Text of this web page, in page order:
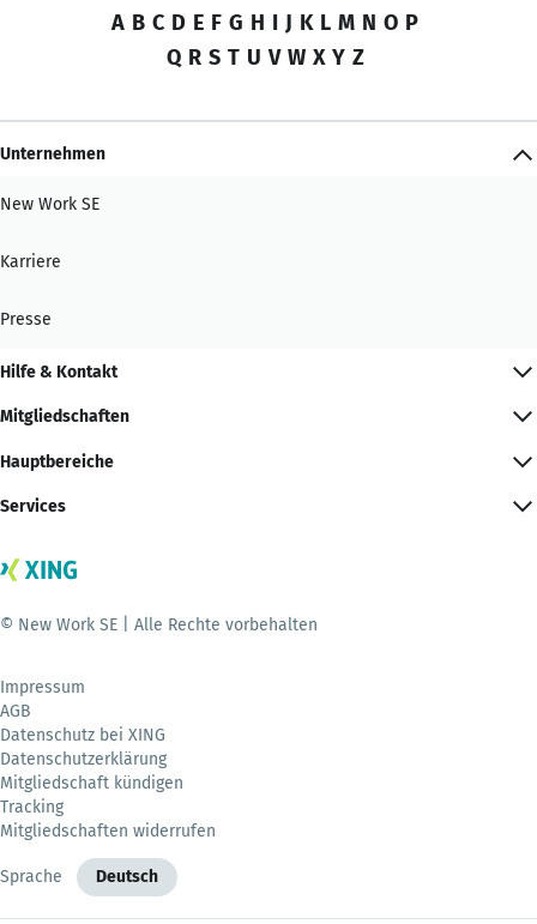
A B C D E F G H I J K L M N O P
Q R S T U V W X Y Z
Unternehmen
New Work SE
Karriere
Presse
Hilfe & Kontakt
Mitgliedschaften
Hauptbereiche
Services
© New Work SE | Alle Rechte vorbehalten
Impressum
AGB
Datenschutz bei XING
Datenschutzerklärung
Mitgliedschaft kündigen
Tracking
Mitgliedschaften widerrufen
Sprache Deutsch